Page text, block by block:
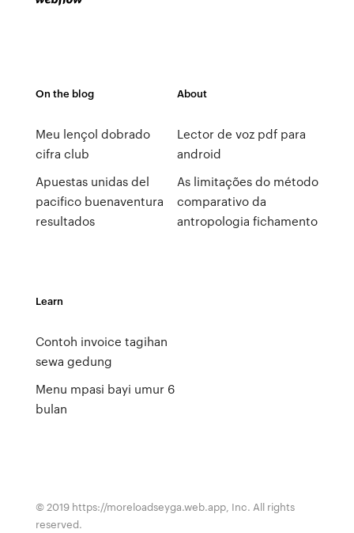
On the blog
Meu lençol dobrado
cifra club
Apuestas unidas del
pacifico buenaventura
resultados
About
Lector de voz pdf para
android
As limitações do método
comparativo da
antropologia fichamento
Learn
Contoh invoice tagihan
sewa gedung
Menu mpasi bayi umur 6
bulan
© 2019 https://moreloadseyga.web.app, Inc. All rights
reserved.